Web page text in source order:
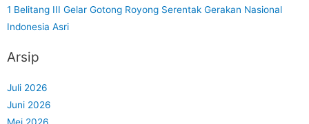
1 Belitang III Gelar Gotong Royong Serentak Gerakan Nasional
Indonesia Asri
Arsip
Juli 2026
Juni 2026
Mei 2026